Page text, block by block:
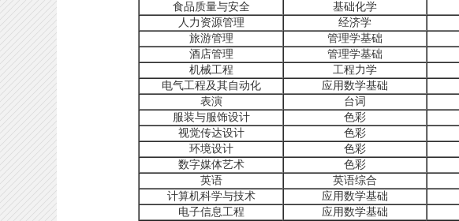
食品质量与安全
基础化学
人力资源管理
经济学
旅游管理
管理学基础
酒店管理
管理学基础
机械工程
工程力学
电气工程及其自动化
应用数学基础
表演
台词
服装与服饰设计
色彩
视觉传达设计
色彩
环境设计
色彩
数字媒体艺术
色彩
英语
英语综合
计算机科学与技术
应用数学基础
电子信息工程
应用数学基础